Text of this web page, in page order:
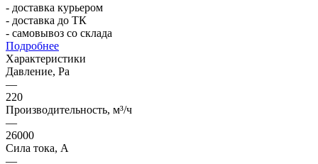
- доставка курьером
- доставка до ТК
- самовывоз со склада
Подробнее
Характеристики
Давление, Pa
—
220
Производительность, м³/ч
—
26000
Сила тока, А
—